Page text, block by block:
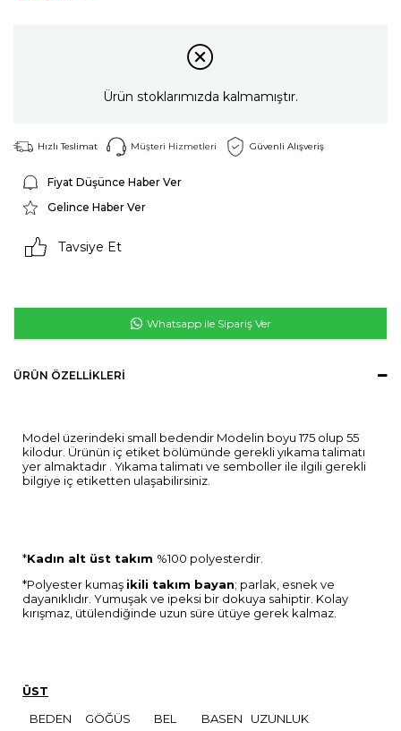
Ürün stoklarımızda kalmamıştır.
Hızlı Teslimat Müşteri Hizmetleri Güvenli Alışveriş
Fiyat Düşünce Haber Ver
Gelince Haber Ver
Tavsiye Et
Whatsapp ile Sipariş Ver
ÜRÜN ÖZELLIKLERI
Model üzerindeki small bedendir Modelin boyu 175 olup 55
kilodur. Ürünün iç etiket bölümünde gerekli yıkama talimatı
yer almaktadır . Yıkama talimatı ve semboller ile ilgili gerekli
bilgiye iç etiketten ulaşabilirsiniz.
*Kadın alt üst takım %100 polyesterdir.
*Polyester kumaş ikili takım bayan; parlak, esnek ve
dayanıklıdır. Yumuşak ve ipeksi bir dokuya sahiptir. Kolay
kırışmaz, ütülendiğinde uzun süre ütüye gerek kalmaz.
ÜST
BEDEN
GÖĞÜS BEL BASEN
UZUNLUK